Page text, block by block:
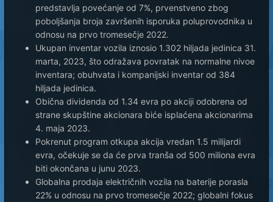
predstavlja povećanje od 7%, prvenstveno zbog
poboljšanja broja završenih isporuka poluprovodnika u
odnosu na prvo tromesečje 2022.
Ukupan inventar vozila iznosio 1.302 hiljada jedinica 31.
marta, 2023, što odražava povratak na normalne nivoe
inventara; obuhvata i kompanijski inventar od 384
hiljada jedinica.
Obična dividenda od 1.34 evra po akciji odobrena od
strane skupštine akcionara biće isplaćena akcionarima
4. maja 2023.
Pokrenut program otkupa akcija vredan 1.5 milijardi
evra, očekuje se da će prva tranša od 500 miliona evra
biti okončana u junu 2023.
Globalna prodaja električnih vozila na baterije porasla
22% u odnosu na prvo tromesečje 2022; globalni fokus